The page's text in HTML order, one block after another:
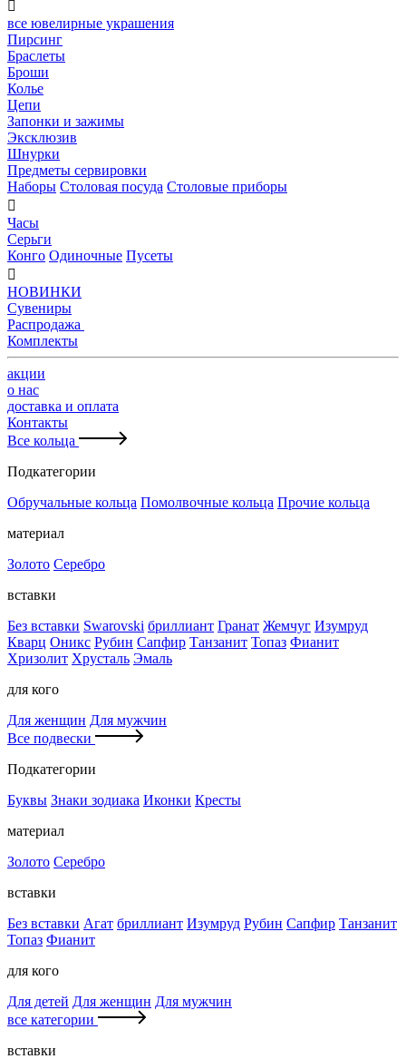

все ювелирные украшения
Пирсинг
Браслеты
Броши
Колье
Цепи
Запонки и зажимы
Эксклюзив
Шнурки
Предметы сервировки
Наборы Столовая посуда Столовые приборы

Часы
Серьги
Конго Одиночные Пусеты

НОВИНКИ
Сувениры
Распродажа
Комплекты
акции
о нас
доставка и оплата
Контакты
Все кольца
Подкатегории
Обручальные кольца Помолвочные кольца Прочие кольца
материал
Золото Серебро
вставки
Без вставки Swarovski бриллиант Гранат Жемчуг Изумруд
Кварц Оникс Рубин Сапфир Танзанит Топаз Фианит
Хризолит Хрусталь Эмаль
для кого
Для женщин Для мужчин
Все подвески
Подкатегории
Буквы Знаки зодиака Иконки Кресты
материал
Золото Серебро
вставки
Без вставки Агат бриллиант Изумруд Рубин Сапфир Танзанит
Топаз Фианит
для кого
Для детей Для женщин Для мужчин
все категории
вставки